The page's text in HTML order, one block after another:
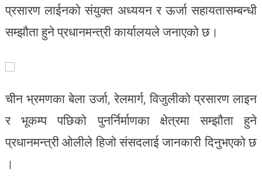
प्रसारण लाईनको संयुक्त अध्ययन र ऊर्जा सहायतासम्बन्धी
सम्झौता हुने प्रधानमन्त्री कार्यालयले जनाएको छ।
चीन भ्रमणका बेला उर्जा, रेलमार्ग, विजुलीको प्रसारण लाइन
र भूकम्प पछिको पुनर्निर्माणका क्षेत्रमा सम्झौता हुने
प्रधानमन्त्री ओलीले हिजो संसदलाई जानकारी दिनुभएको छ
।